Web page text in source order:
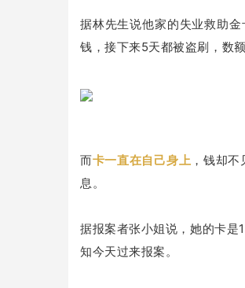
据林先生说他家的失业救助
钱，接下来5天都被盗刷，数
而卡一直在自己身上 ，钱却
息。
据报案者张小姐说，她的卡是
知今天过来报案。